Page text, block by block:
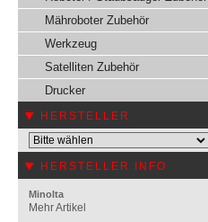
Mähroboter Zubehör
Werkzeug
Satelliten Zubehör
Drucker
HERSTELLER
HERSTELLER INFO
Minolta
Mehr Artikel